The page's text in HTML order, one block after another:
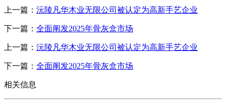
上一篇： 沅陵凡华木业无限公司被认定为高新手艺企业
下一篇： 全面阐发2025年骨灰盒市场
上一篇： 沅陵凡华木业无限公司被认定为高新手艺企业
下一篇： 全面阐发2025年骨灰盒市场
相关信息